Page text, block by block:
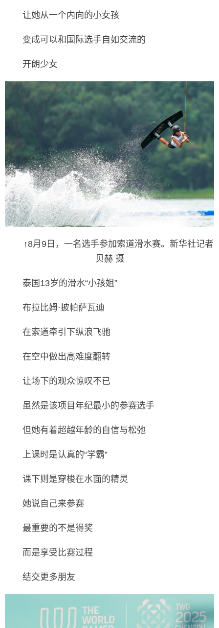
让她从一个内向的小女孩
变成可以和国际选手自如交流的
开朗少女
↑8月9日，一名选手参加索道滑水赛。新华社记者
贝赫 摄
泰国13岁的滑水“小孩姐”
布拉比姆·披帕萨瓦迪
在索道牵引下纵浪飞驰
在空中做出高难度翻转
让场下的观众惊叹不已
虽然是该项目年纪最小的参赛选手
但她有着超越年龄的自信与松弛
上课时是认真的“学霸”
课下则是穿梭在水面的精灵
她说自己来参赛
最重要的不是得奖
而是享受比赛过程
结交更多朋友